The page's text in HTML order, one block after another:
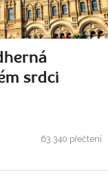
srdci
63.340 přečtení